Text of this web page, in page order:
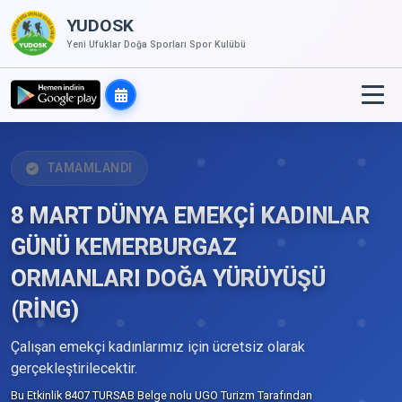
YUDOSK
Yeni Ufuklar Doğa Sporları Spor Kulübü
TAMAMLANDI
8 MART DÜNYA EMEKÇİ KADINLAR
GÜNÜ KEMERBURGAZ
ORMANLARI DOĞA YÜRÜYÜŞÜ
(RİNG)
Çalışan emekçi kadınlarımız için ücretsiz olarak
gerçekleştirilecektir.
Bu Etkinlik 8407 TURSAB Belge nolu UGO Turizm Tarafından